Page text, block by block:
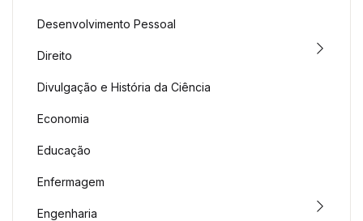
Desenvolvimento Pessoal
Direito
Divulgação e História da Ciência
Economia
Educação
Enfermagem
Engenharia